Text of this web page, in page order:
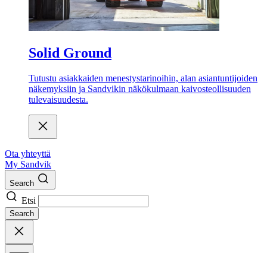
Solid Ground
Tutustu asiakkaiden menestystarinoihin, alan asiantuntijoiden
näkemyksiin ja Sandvikin näkökulmaan kaivosteollisuuden
tulevaisuudesta.
Ota yhteyttä
My Sandvik
Search
Etsi
Search